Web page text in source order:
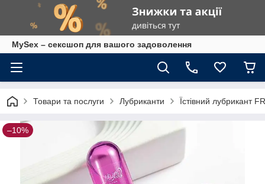
MySex – сексшоп для вашого задоволення
Товари та послуги Лубриканти Їстівний лубрикант
–10%